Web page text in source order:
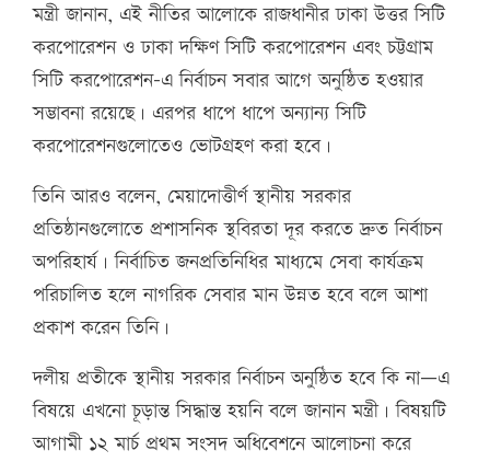
মন্ত্রী জানান, এই নীতির আলোকে রাজধানীর ঢাকা উত্তর সিটি
করপোরেশন ও ঢাকা দক্ষিণ সিটি করপোরেশন এবং চট্টগ্রাম
সিটি করপোরেশন-এ নির্বাচন সবার আগে অনুষ্ঠিত হওয়ার
সম্ভাবনা রয়েছে। এরপর ধাপে ধাপে অন্যান্য সিটি
করপোরেশনগুলোতেও ভোটগ্রহণ করা হবে।
তিনি আরও বলেন, মেয়াদোত্তীর্ণ স্থানীয় সরকার
প্রতিষ্ঠানগুলোতে প্রশাসনিক স্থবিরতা দূর করতে দ্রুত নির্বাচন
অপরিহার্য। নির্বাচিত জনপ্রতিনিধির মাধ্যমে সেবা কার্যক্রম
পরিচালিত হলে নাগরিক সেবার মান উন্নত হবে বলে আশা
প্রকাশ করেন তিনি।
দলীয় প্রতীকে স্থানীয় সরকার নির্বাচন অনুষ্ঠিত হবে কি না—এ
বিষয়ে এখনো চূড়ান্ত সিদ্ধান্ত হয়নি বলে জানান মন্ত্রী। বিষয়টি
আগামী ১২ মার্চ প্রথম সংসদ অধিবেশনে আলোচনা করে